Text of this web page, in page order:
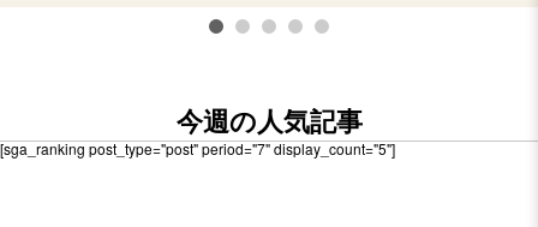
今週の人気記事
[sga_ranking post_type="post" period="7" display_count="5"]